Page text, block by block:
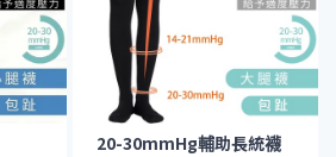
20-30mmHg輔助長統襪